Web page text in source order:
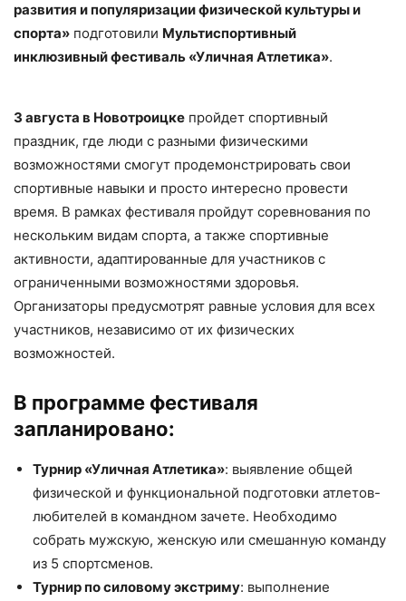
развития и популяризации физической культуры и
спорта» подготовили Мультиспортивный
инклюзивный фестиваль «Уличная Атлетика».
3 августа в Новотроицке пройдет спортивный
праздник, где люди с разными физическими
возможностями смогут продемонстрировать свои
спортивные навыки и просто интересно провести
время. В рамках фестиваля пройдут соревнования по
нескольким видам спорта, а также спортивные
активности, адаптированные для участников с
ограниченными возможностями здоровья.
Организаторы предусмотрят равные условия для всех
участников, независимо от их физических
возможностей.
В программе фестиваля
запланировано:
Турнир «Уличная Атлетика»: выявление общей
физической и функциональной подготовки атлетов-
любителей в командном зачете. Необходимо
собрать мужскую, женскую или смешанную команду
из 5 спортсменов.
Турнир по силовому экстриму: выполнение